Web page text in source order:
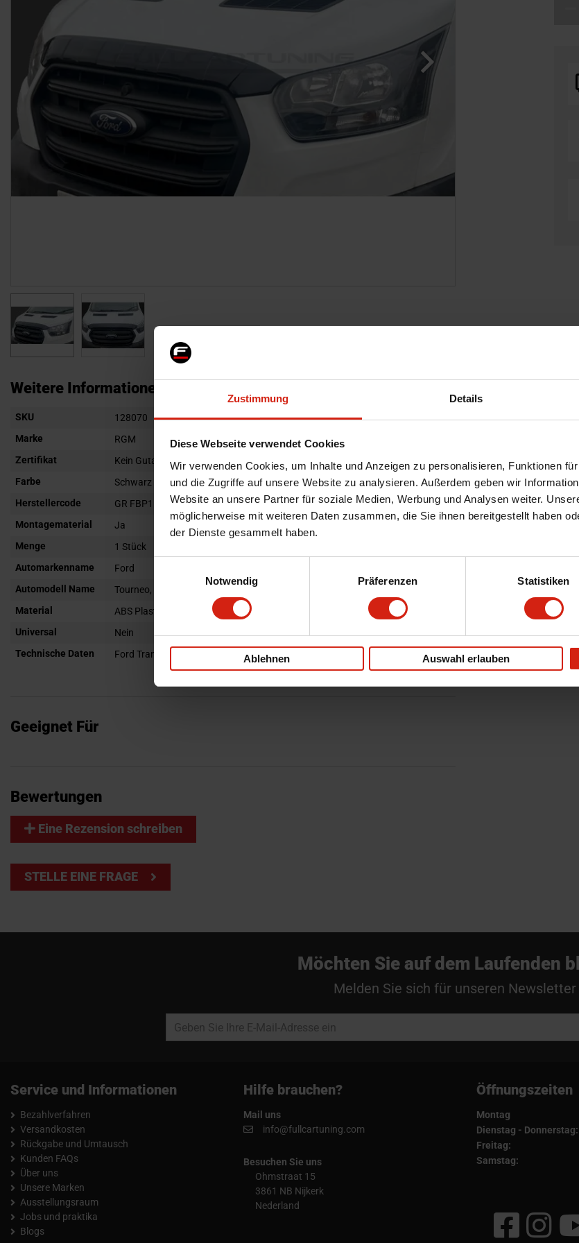
Zustimmung Details
Diese Webseite verwendet Cookies
Wir verwenden Cookies, um Inhalte und Anzeigen zu personalisieren, Funktionen
und die Zugriffe auf unsere Website zu analysieren. Außerdem geben wir
Website an unsere Partner für soziale Medien, Werbung und Analysen weiter.
möglicherweise mit weiteren Daten zusammen, die Sie ihnen bereitgestellt haben
der Dienste gesammelt haben.
Notwendig
Präferenzen Statistiken
Ablehnen Auswahl erlauben
Anfang
Bildgalerie
springen
Weitere Informationen
Weitere
SKU
128070
Marke
RGM
Zertifikat
Kein Gutachten oder ABE
Farbe
Schwarz Glänzend
Herstellercode
GR FBP159G
Montagematerial
Ja
Menge
1 Stück
Automarkenname
Ford
Automodell Name
Tourneo, Transit
Material
ABS Plastik
Universal
Nein
Technische Daten
Ford Transit IV Facelift 2020-
Geeignet Für
Bewertungen
Eine Rezension schreiben
STELLE EINE FRAGE
Möchten Sie auf dem Laufenden
Melden Sie sich für unseren Newsletter
Hilfe brauchen?
Mail uns
info@fullcartuning.com
Besuchen Sie uns
Ohmstraat 15
3861 NB Nijkerk
Nederland
Service und Informationen
Bezahlverfahren
Versandkosten
Rückgabe und Umtausch
Kunden FAQs
Über uns
Unsere Marken
Ausstellungsraum
Jobs und praktika
Blogs
Öffnungszeiten
Montag
Dienstag - Donnerstag:
Freitag:
Samstag: